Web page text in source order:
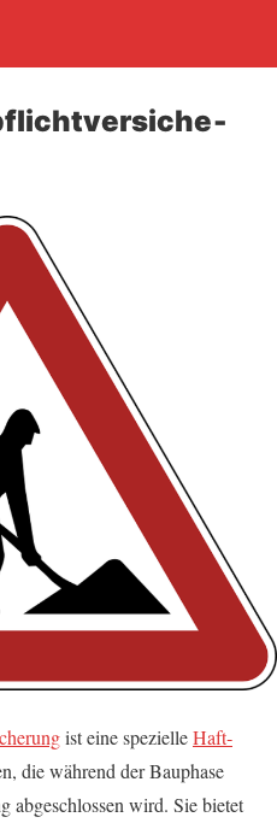
ist eine spe­zi­el­leHaft­
die wäh­rend der Bau­pha­se
abge­schlos­sen wird. Sie bie­tet